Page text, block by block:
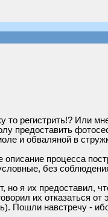
то регистрить!? Или
предоставить
и обваляной в
процесса
без
но я их предоставил,
их отказаться от
Пошли навстречу -